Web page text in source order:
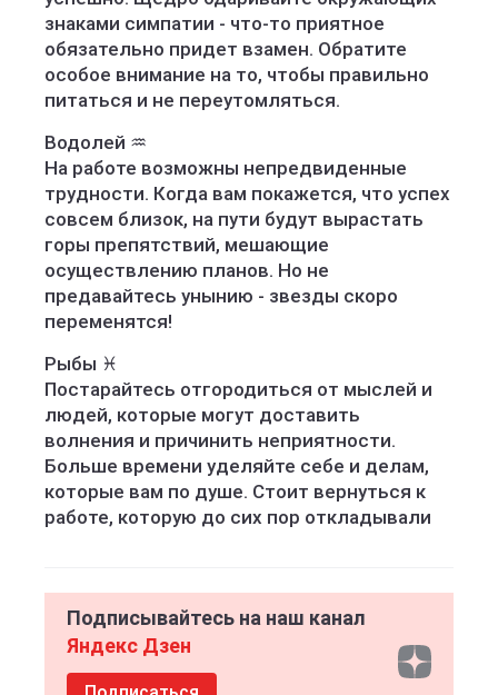
знаками симпатии - что-то приятное
обязательно придет взамен. Обратите
особое внимание на то, чтобы правильно
питаться и не переутомляться.
Водолей ♒️
На работе возможны непредвиденные
трудности. Когда вам покажется, что успех
совсем близок, на пути будут вырастать
горы препятствий, мешающие
осуществлению планов. Но не
предавайтесь унынию - звезды скоро
переменятся!
Рыбы ♓️
Постарайтесь отгородиться от мыслей и
людей, которые могут доставить
волнения и причинить неприятности.
Больше времени уделяйте себе и делам,
которые вам по душе. Стоит вернуться к
работе, которую до сих пор откладывали
Подписывайтесь на наш канал
Яндекс Дзен